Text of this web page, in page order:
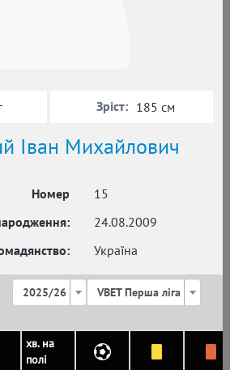
Іван Михайлович
Номер
15
24.08.2009
Україна
Зріст: 185 см
2025/26 VBET Перша ліга
хв. на
полі